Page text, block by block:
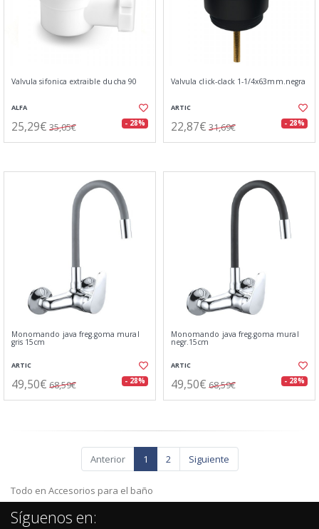
Valvula sifonica extraible ducha 90
ALFA
25,29€ 35,05€ - 28%
Valvula click-clack 1-1/4x63mm.negra
ARTIC
22,87€ 31,69€ - 28%
Monomando java freg.goma mural
gris 15cm
ARTIC
49,50€ 68,59€ - 28%
Monomando java freg.goma mural
negr.15cm
ARTIC
49,50€ 68,59€ - 28%
Anterior 1 2 Siguiente
Todo en Accesorios para el baño
Síguenos en: